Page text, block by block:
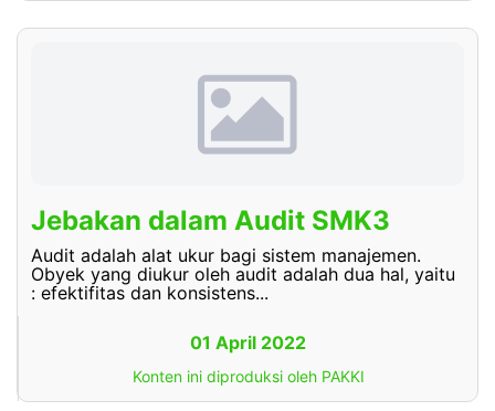
Jebakan dalam Audit SMK3
Audit adalah alat ukur bagi sistem manajemen.
Obyek yang diukur oleh audit adalah dua hal, yaitu
: efektifitas dan konsistens...
01 April 2022
Konten ini diproduksi oleh PAKKI